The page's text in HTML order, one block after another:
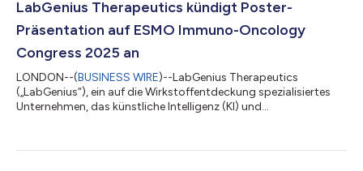
Zusammenarbeit zielt darauf ab, multispezifische Antikörper
der nächsten Generation zu identifizieren, die darauf ausgelegt
sind,...
LabGenius Therapeutics kündigt Poster-
Präsentation auf ESMO Immuno-Oncology
Congress 2025 an
LONDON--(BUSINESS WIRE)--LabGenius Therapeutics
(„LabGenius“), ein auf die Wirkstoffentdeckung spezialisiertes
Unternehmen, das künstliche Intelligenz (KI) und
voranzutreiben, hat heute die Präsentation eines